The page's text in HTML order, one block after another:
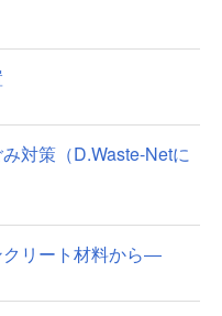
対策（D.Waste-Netに
リート材料から―